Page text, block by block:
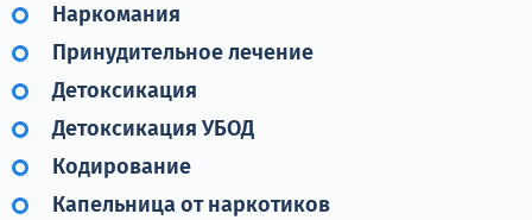
Наркомания
Принудительное лечение
Детоксикация
Детоксикация УБОД
Кодирование
Капельница от наркотиков